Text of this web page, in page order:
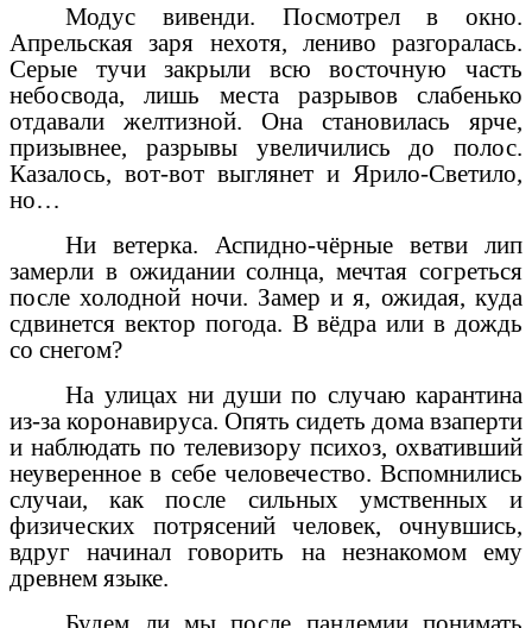
Модус вивенди. Посмотрел в окно.
Апрельская заря нехотя, лениво разгоралась.
Серые тучи закрыли всю восточную часть
небосвода, лишь места разрывов слабенько
отдавали желтизной. Она становилась ярче,
призывнее, разрывы увеличились до полос.
Казалось, вот-вот выглянет и Ярило-Светило,
но…
Ни ветерка. Аспидно-чёрные ветви лип
замерли в ожидании солнца, мечтая согреться
после холодной ночи. Замер и я, ожидая, куда
сдвинется вектор погода. В вёдра или в дождь
со снегом?
На улицах ни души по случаю карантина
из-за коронавируса. Опять сидеть дома взаперти
и наблюдать по телевизору психоз, охвативший
неуверенное в себе человечество. Вспомнились
случаи, как после сильных умственных и
физических потрясений человек, очнувшись,
вдруг начинал говорить на незнакомом ему
древнем языке.